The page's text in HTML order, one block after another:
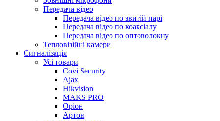
Передача відео
Передача відео по звитій парі
Передача відео по коаксіалу
Передача відео по оптоволокну
Тепловізійні камери
Cигналізація
Усі товари
Covi Security
Ajax
Hikvision
MAKS PRO
Оріон
Артон